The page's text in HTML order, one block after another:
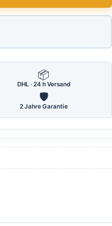
📦
DHL · 24 h Versand
🛡
2 Jahre Garantie